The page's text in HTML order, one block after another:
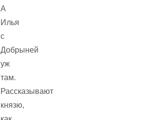
А
Илья
с
Добрыней
уж
там.
Рассказывают
князю,